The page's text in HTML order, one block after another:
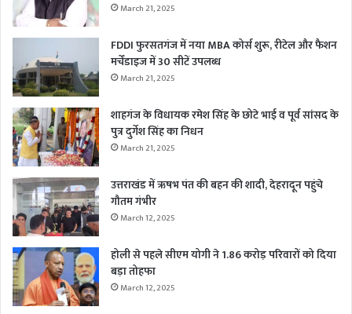
March 21, 2025
FDDI फुरसतगंज में नया MBA कोर्स शुरू, रीटेल और फैशन
मर्चेंडाइज में 30 सीटें उपलब्ध
March 21, 2025
शाहगंज के विधायक रमेश सिंह के छोटे भाई व पूर्व सांसद के
पुत्र दुर्गेश सिंह का निधन
March 21, 2025
उत्तराखंड में ऋषभ पंत की बहन की शादी, देहरादून पहुंचे
गौतम गंभीर
March 12, 2025
होली से पहले सीएम योगी ने 1.86 करोड़ परिवारों को दिया
बड़ा तोहफा
March 12, 2025